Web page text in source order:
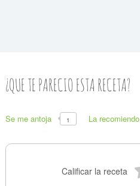
¿QUE TE PARECIO ESTA RECETA?
Se me antoja 1 La recomiendo
Calificar la receta